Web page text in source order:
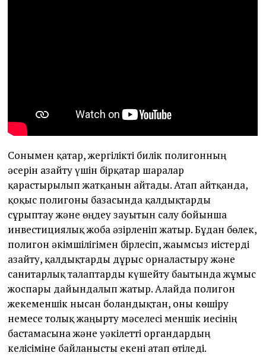
Сонымен қатар, жергілікті билік полигонның
әсерін азайту үшін бірқатар шаралар
қарастырылып жатқанын айтады. Атап айтқанда,
қоқыс полигоны базасында қалдықтарды
сұрыптау және өңдеу зауытын салу бойынша
инвестициялық жоба әзірленіп жатыр. Бұдан бөлек,
полигон әкімшілігімен бірлесіп, жағымсыз иістерді
азайту, қалдықтарды дұрыс орналастыру және
санитарлық талаптарды күшейту бағытында жұмыс
жоспары дайындалып жатыр. Алайда полигон
жекеменшік нысан болғандықтан, оны көшіру
немесе толық жаңғырту мәселесі меншік иесінің
бастамасына және уәкілетті органдардың
келісіміне байланысты екені атап өтіледі.